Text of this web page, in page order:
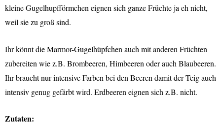
kleine Gugelhupfförmchen eignen sich ganze Früchte ja eh nicht,
weil sie zu groß sind.
Ihr könnt die Marmor-Gugelhüpfchen auch mit anderen Früchten
zubereiten wie z.B. Brombeeren, Himbeeren oder auch Blaubeeren.
Ihr braucht nur intensive Farben bei den Beeren damit der Teig auch
intensiv genug gefärbt wird. Erdbeeren eignen sich z.B. nicht.
Zutaten: